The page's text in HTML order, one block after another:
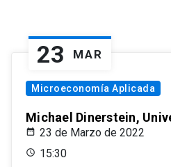
23 MAR
Microeconomía Aplicada
Michael Dinerstein,
23 de Marzo de 2022
15:30